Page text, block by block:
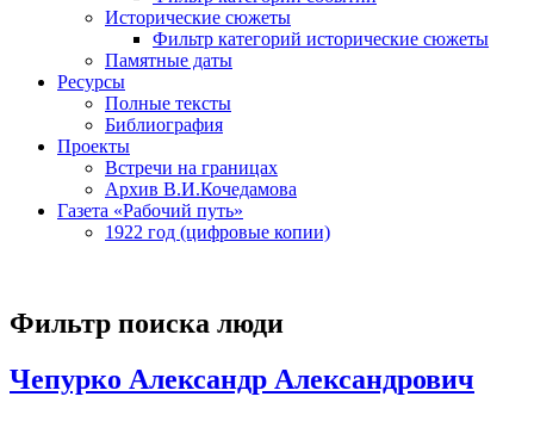
Исторические сюжеты
Фильтр категорий исторические сюжеты
Памятные даты
Ресурсы
Полные тексты
Библиография
Проекты
Встречи на границах
Архив В.И.Кочедамова
Газета «Рабочий путь»
1922 год (цифровые копии)
Фильтр поиска люди
Чепурко Александр Александрович